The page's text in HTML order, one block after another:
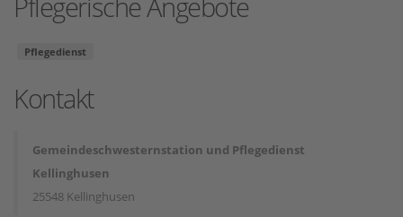
Pflegedienst
Kontakt
Gemeindeschwesternstation und Pflegedienst
Kellinghusen
25548 Kellinghusen